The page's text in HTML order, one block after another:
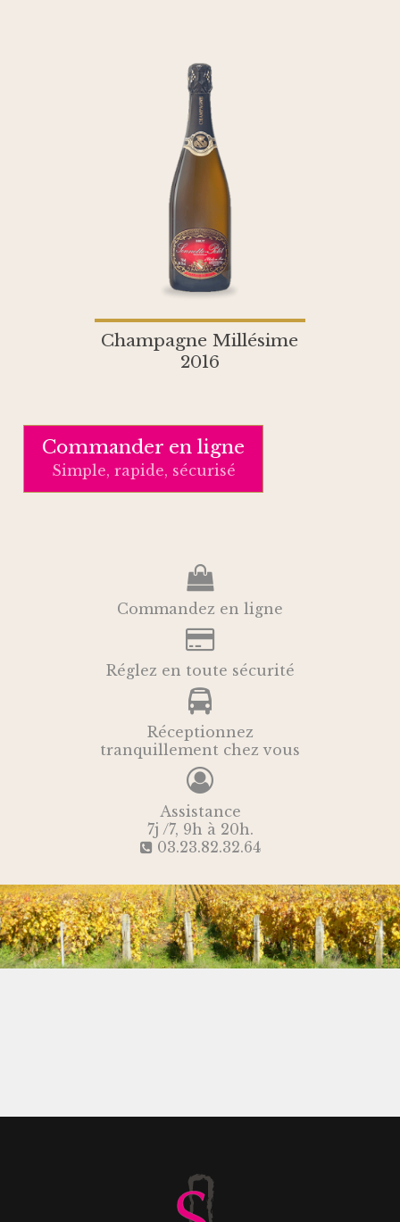
Champagne Millésime
2016
Commander en ligne
Simple, rapide, sécurisé
Commandez en ligne
Réglez en toute sécurité
Réceptionnez
tranquillement chez vous
Assistance
7j /7, 9h à 20h.
03.23.82.32.64